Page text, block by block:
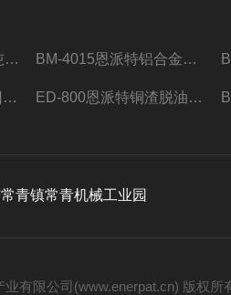
BM-6320恩派特时产2吨合金钢屑压饼机 BM-4015恩派特铝合金屑压饼机 脱油效果好
MSC-E1900恩派特废旧锂电池极片破碎处理设备 ED-800恩派特铜渣脱油机废铜屑铝屑甩油机
青镇常青机械工业园
业有限公司(www.enerpat.cn) 版权